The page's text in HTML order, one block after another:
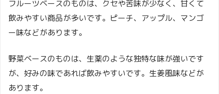
フルーツベースのものは、クセや苦味が少なく、甘くて
飲みやすい商品が多いです。ピーチ、アップル、マンゴ
ー味などがあります。
野菜ベースのものは、生薬のような独特な味が強いです
が、好みの味であれば飲みやすいです。生姜風味などが
あります。